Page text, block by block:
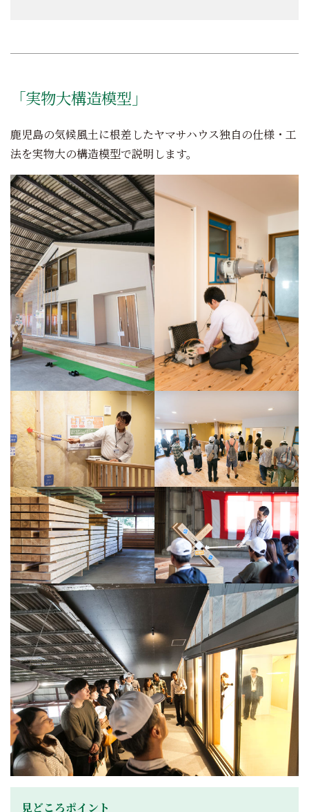
「実物大構造模型」
鹿児島の気候風土に根差したヤマサハウス独自の仕様・工
法を実物大の構造模型で説明します。
見どころポイント